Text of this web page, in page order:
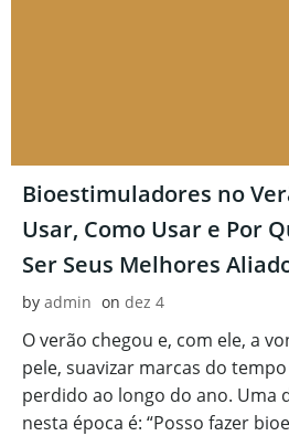
Bioestimuladores no
Usar, Como Usar e Por
Ser Seus Melhores
by admin on dez 4
O verão chegou e, com ele, a
pele, suavizar marcas do
perdido ao longo do ano. Uma
nesta época é: “Posso fazer